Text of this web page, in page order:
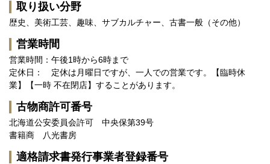
取り扱い分野
歴史、美術工芸、趣味、サブカルチャー、古書一般（その他）
営業時間
営業時間：午後1時から6時まで
定休日： 定休は月曜日ですが、一人での営業です。【臨時休
業】【一時 不在閉店】することがあります。
古物商許可番号
北海道公安委員会許可 中央保第39号
書籍商 八光書房
適格請求書発行事業者登録番号